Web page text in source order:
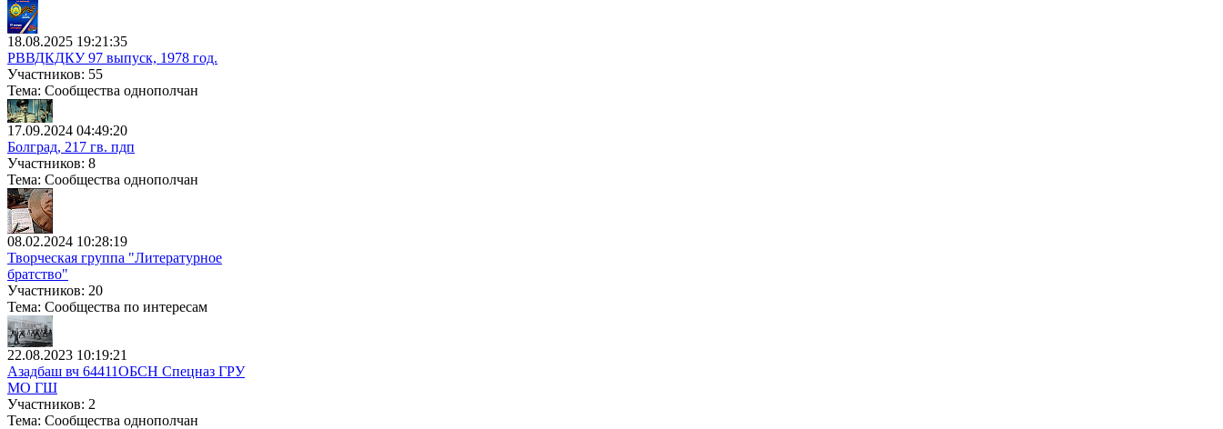
18.08.2025 19:21:35
РВВДКДКУ 97 выпуск, 1978 год.
Участников: 55
Тема: Сообщества однополчан
17.09.2024 04:49:20
Болград, 217 гв. пдп
Участников: 8
Тема: Сообщества однополчан
08.02.2024 10:28:19
Творческая группа "Литературное
братство"
Участников: 20
Тема: Сообщества по интересам
22.08.2023 10:19:21
Азадбаш вч 64411ОБСН Спецназ ГРУ
МО ГШ
Участников: 2
Тема: Сообщества однополчан